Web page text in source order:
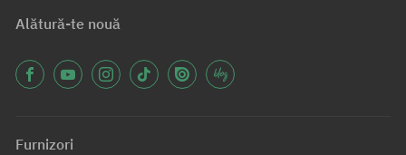
Alătură-te nouă
Furnizori